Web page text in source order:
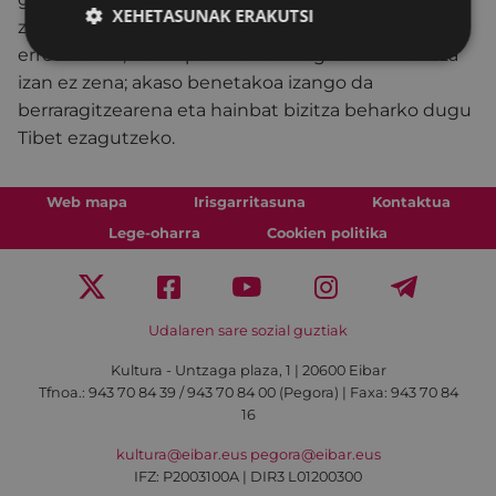
zaildutako aurpegietan islatzen diren bizilagunak
erretratatuz, hain epe laburrean egiteko lan erraza
izan ez zena; akaso benetakoa izango da
berraragitzearena eta hainbat bizitza beharko dugu
Tibet ezagutzeko.
Web mapa Irisgarritasuna
Kontaktua
Lege-oharra
Cookien politika
Udalaren sare sozial guztiak
Kultura - Untzaga plaza, 1 | 20600 Eibar
Tfnoa.: 943 70 84 39 / 943 70 84 00 (Pegora) | Faxa: 943 70 84
16
kultura@eibar.eus pegora@eibar.eus
IFZ: P2003100A | DIR3 L01200300
XEHETASUNAK ERAKUTSI